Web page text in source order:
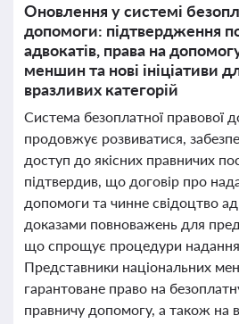
Оновлення у системі
допомоги: підтвердження
адвокатів, права на
меншин та нові ініціативи
вразливих категорій
Система безоплатної правової
продовжує розвиватися,
доступ до якісних правничих
підтвердив, що договір про
допомоги та чинне свідоцтво
доказами повноважень для
що спрощує процедури
Представники національних
гарантоване право на
правничу допомогу, а також на